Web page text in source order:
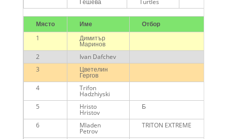
Гешева Turtles
Място Име
Отбор
1
Димитър
Маринов
2
Ivan Dafchev
3
Цветелин
Гергов
4
Trifon
Hadzhiyski
5
Hristo
Hristov
Б
6 Mladen
Petrov
TRITON EXTREME